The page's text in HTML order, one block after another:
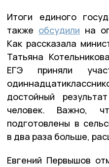
Итоги единого
также обсудили на
Как рассказала
Татьяна
ЕГЭ приняли
достойный
человек. Важно,
подготовлены в
в два раза больше,
Евгений Первышов